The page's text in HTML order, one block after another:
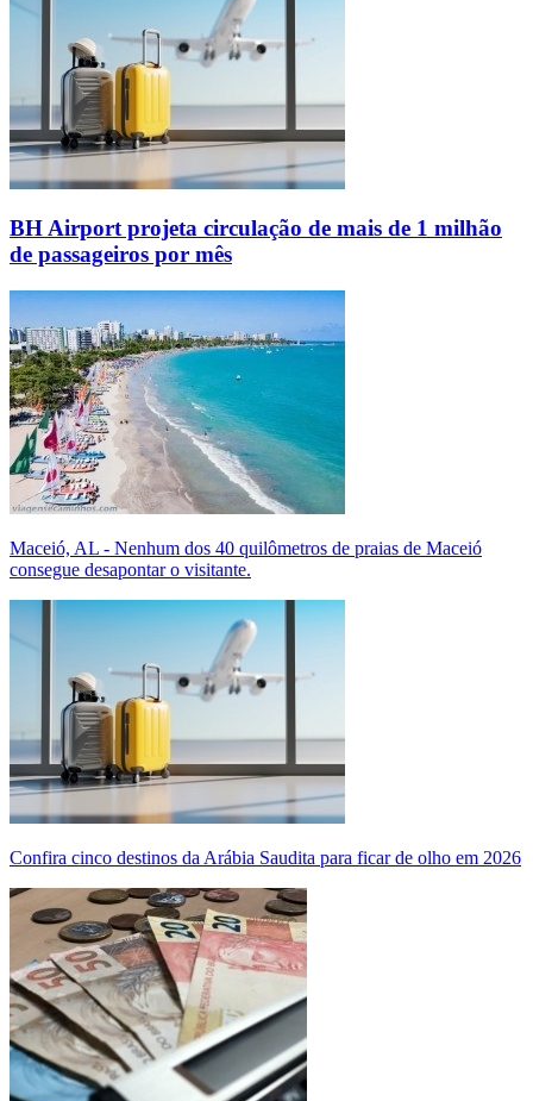
BH Airport projeta circulação de mais de 1 milhão
de passageiros por mês
Maceió, AL - Nenhum dos 40 quilômetros de praias de Maceió
consegue desapontar o visitante.
Confira cinco destinos da Arábia Saudita para ficar de olho em 2026